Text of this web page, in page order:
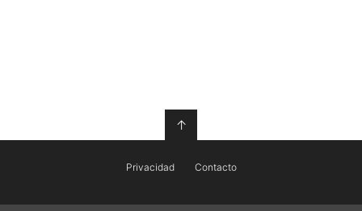
↑
Privacidad Contacto